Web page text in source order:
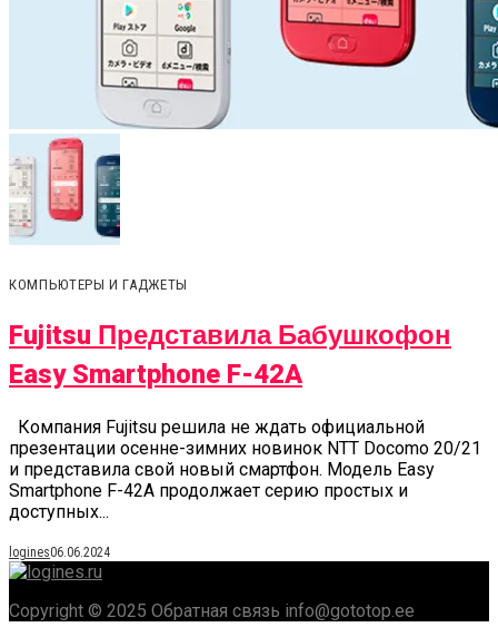
КОМПЬЮТЕРЫ И ГАДЖЕТЫ
Fujitsu Представила Бабушкофон
Easy Smartphone F-42A
Компания Fujitsu решила не ждать официальной
презентации осенне-зимних новинок NTT Docomo 20/21
и представила свой новый смартфон. Модель Easy
Smartphone F-42A продолжает серию простых и
доступных...
logines06.06.2024
Copyright © 2025 Обратная связь info@gototop.ee